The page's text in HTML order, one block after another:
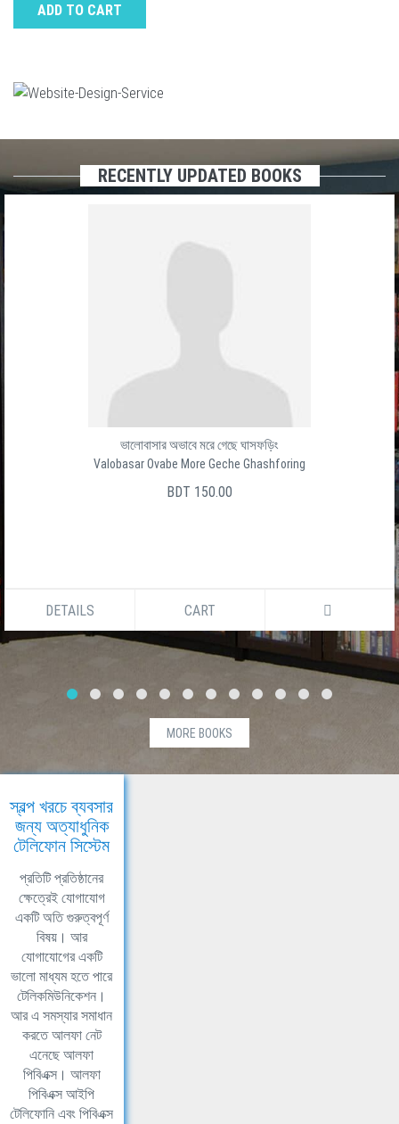
ADD TO CART
RECENTLY UPDATED BOOKS
ভালোবাসার অভাবে মরে গেছে ঘাসফড়িং
Valobasar Ovabe More Geche Ghashforing
BDT 150.00
DETAILS CART
MORE BOOKS
স্বল্প খরচে ব্যবসার
জন্য অত্যাধুনিক
টেলিফোন সিস্টেম
প্রতিটি প্রতিষ্ঠানের
ক্ষেত্রেই যোগাযোগ
একটি অতি গুরুত্বপূর্ণ
বিষয়। আর
যোগাযোগের একটি
ভালো মাধ্যম হতে পারে
টেলিকমিউনিকেশন।
আর এ সমস্যার সমাধান
করতে আলফা নেট
এনেছে আলফা
পিবিএক্স। আলফা
পিবিএক্স আইপি
টেলিফোনি এবং পিবিএক্স